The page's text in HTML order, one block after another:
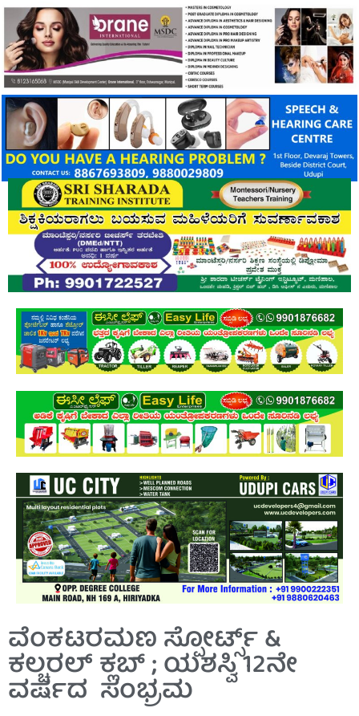
ವೆಂಕಟರಮಣ ಸ್ಪೋರ್ಟ್ಸ್ &
ಕಲ್ಚರಲ್ ಕ್ಲಬ್ ; ಯಶಸ್ವಿ 12ನೇ
ವರ್ಷದ ಸಂಭ್ರಮ